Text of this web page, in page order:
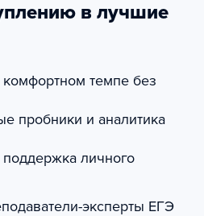
в лучшие
темпе без
пробники и аналитика
личного
эксперты ЕГЭ